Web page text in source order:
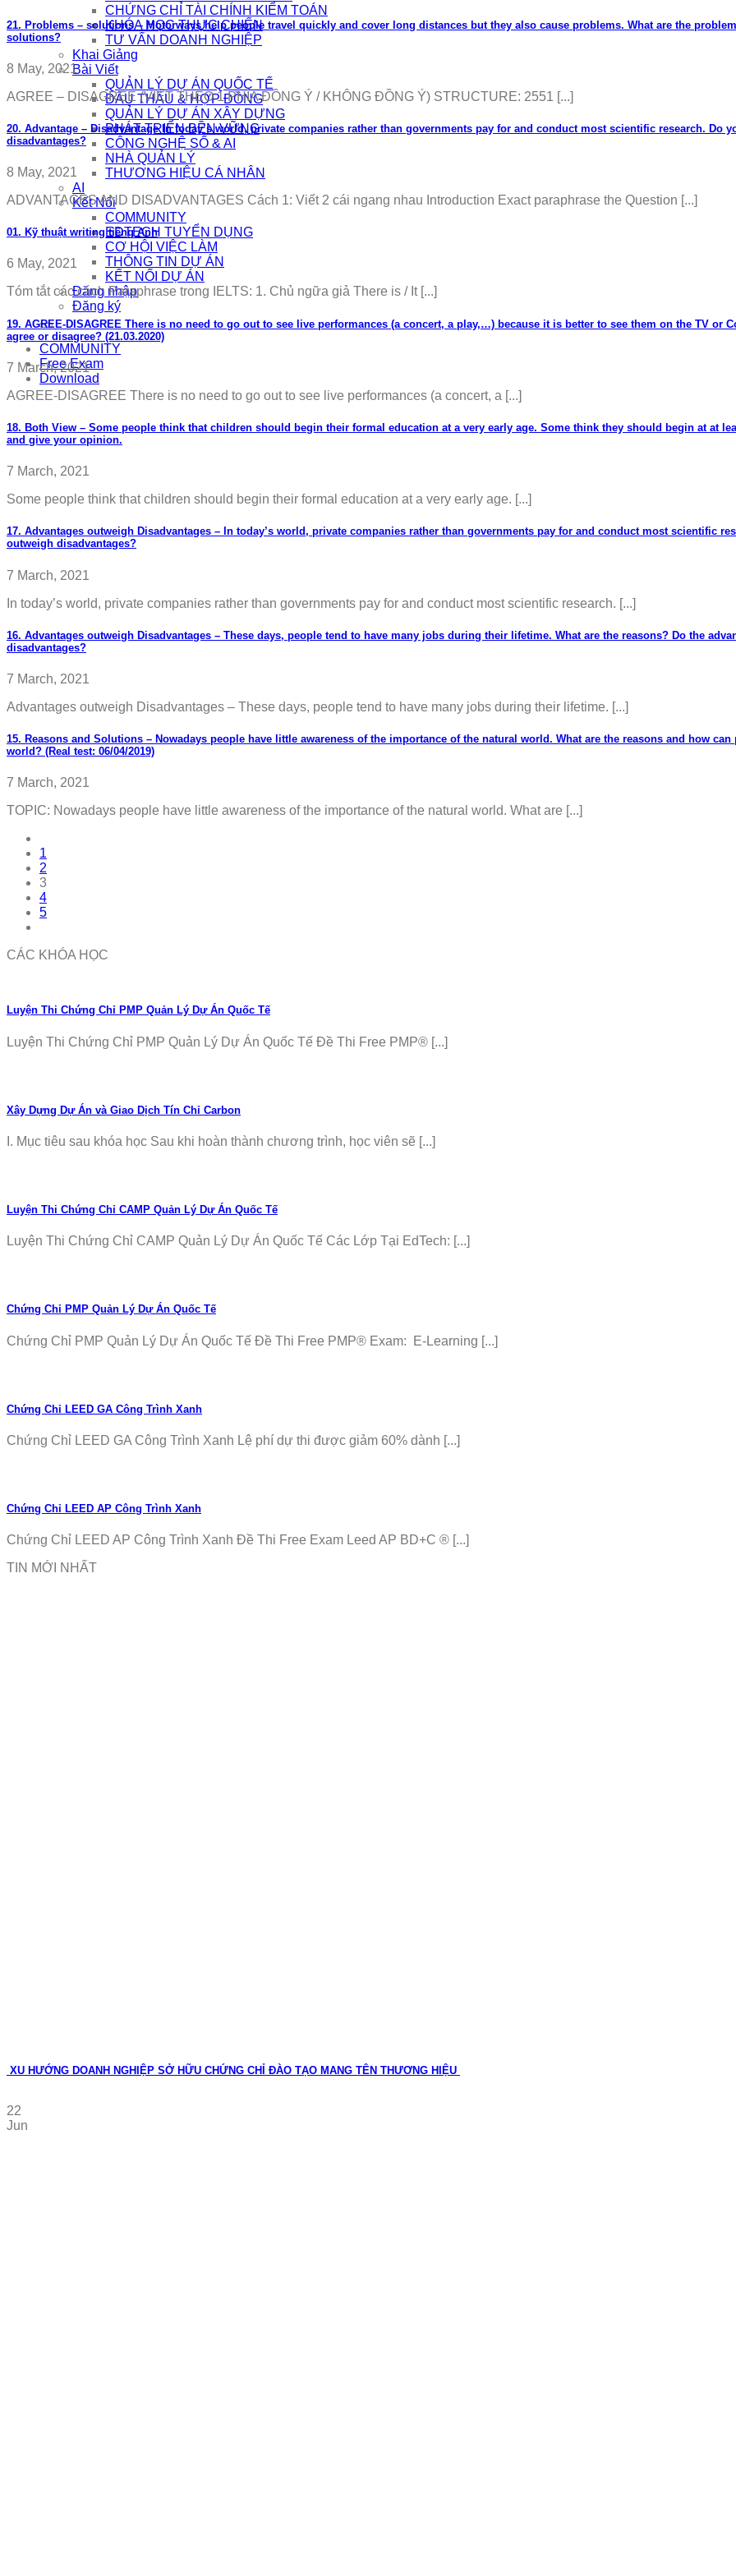
CHỨNG CHỈ TÀI CHÍNH KIỂM TOÁN
KHÓA HỌC THỰC CHIẾN
TƯ VẤN DOANH NGHIỆP
Khai Giảng
Bài Viết
QUẢN LÝ DỰ ÁN QUỐC TẾ
ĐẤU THẦU & HỢP ĐỒNG
QUẢN LÝ DỰ ÁN XÂY DỰNG
PHÁT TRIỂN BỀN VỮNG
CÔNG NGHỆ SỐ & AI
NHÀ QUẢN LÝ
THƯƠNG HIỆU CÁ NHÂN
AI
Kết Nối
COMMUNITY
EDTECH TUYỂN DỤNG
CƠ HỘI VIỆC LÀM
THÔNG TIN DỰ ÁN
KẾT NỐI DỰ ÁN
Đăng nhập
Đăng ký
COMMUNITY
Free Exam
Download
21. Problems – solutions – Motorways help people travel quickly and cover long distances but they also cause problems. What are the
solutions?
8 May, 2021
AGREE – DISAGREE (VIẾT THEO 1 PHÍA ĐỒNG Ý / KHÔNG ĐỒNG Ý) STRUCTURE: 2551 [...]
20. Advantage – Disadvantage In today’s world, private companies rather than governments pay for and conduct most scientific research. Do
disadvantages?
8 May, 2021
ADVANTAGES AND DISADVANTAGES Cách 1: Viết 2 cái ngang nhau Introduction Exact paraphrase the Question [...]
01. Kỹ thuật writing tiếng Anh
6 May, 2021
Tóm tắt các cách Paraphrase trong IELTS: 1. Chủ ngữa giả There is / It [...]
19. AGREE-DISAGREE There is no need to go out to see live performances (a concert, a play,…) because it is better to see them on the TV or
agree or disagree? (21.03.2020)
7 March, 2021
AGREE-DISAGREE There is no need to go out to see live performances (a concert, a [...]
18. Both View – Some people think that children should begin their formal education at a very early age. Some think they should begin at at
and give your opinion.
7 March, 2021
Some people think that children should begin their formal education at a very early age. [...]
17. Advantages outweigh Disadvantages – In today’s world, private companies rather than governments pay for and conduct most scientific
outweigh disadvantages?
7 March, 2021
In today’s world, private companies rather than governments pay for and conduct most scientific research. [...]
16. Advantages outweigh Disadvantages – These days, people tend to have many jobs during their lifetime. What are the reasons? Do the
disadvantages?
7 March, 2021
Advantages outweigh Disadvantages – These days, people tend to have many jobs during their lifetime. [...]
15. Reasons and Solutions – Nowadays people have little awareness of the importance of the natural world. What are the reasons and how
world? (Real test: 06/04/2019)
7 March, 2021
TOPIC: Nowadays people have little awareness of the importance of the natural world. What are [...]
1
2
3
4
5
CÁC KHÓA HỌC
Luyện Thi Chứng Chỉ PMP Quản Lý Dự Án Quốc Tế
Luyện Thi Chứng Chỉ PMP Quản Lý Dự Án Quốc Tế Đề Thi Free PMP® [...]
Xây Dựng Dự Án và Giao Dịch Tín Chỉ Carbon
I. Mục tiêu sau khóa học Sau khi hoàn thành chương trình, học viên sẽ [...]
Luyện Thi Chứng Chỉ CAMP Quản Lý Dự Án Quốc Tế
Luyện Thi Chứng Chỉ CAMP Quản Lý Dự Án Quốc Tế Các Lớp Tại EdTech: [...]
Chứng Chỉ PMP Quản Lý Dự Án Quốc Tế
Chứng Chỉ PMP Quản Lý Dự Án Quốc Tế Đề Thi Free PMP® Exam: E-Learning [...]
Chứng Chỉ LEED GA Công Trình Xanh
Chứng Chỉ LEED GA Công Trình Xanh Lệ phí dự thi được giảm 60% dành [...]
Chứng Chỉ LEED AP Công Trình Xanh
Chứng Chỉ LEED AP Công Trình Xanh Đề Thi Free Exam Leed AP BD+C ® [...]
TIN MỚI NHẤT
XU HƯỚNG DOANH NGHIỆP SỞ HỮU CHỨNG CHỈ ĐÀO TẠO MANG TÊN THƯƠNG HIỆU
22
Jun